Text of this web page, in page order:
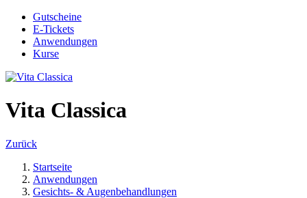
Gutscheine
E-Tickets
Anwendungen
Kurse
Vita Classica
Zurück
Startseite
Anwendungen
Gesichts- & Augenbehandlungen